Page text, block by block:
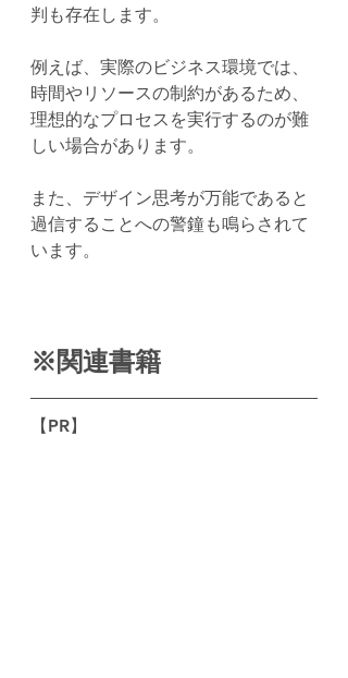
判も存在します。
例えば、実際のビジネス環境では、
時間やリソースの制約があるため、
理想的なプロセスを実行するのが難
しい場合があります。
また、デザイン思考が万能であると
過信することへの警鐘も鳴らされて
います。
※関連書籍
【PR】